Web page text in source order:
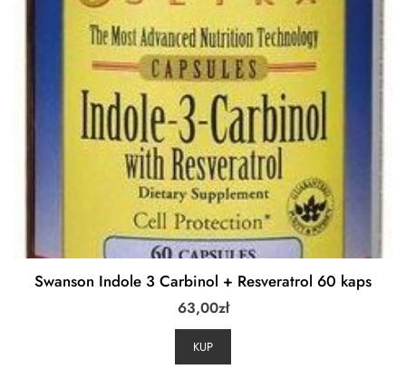
Swanson Indole 3 Carbinol + Resveratrol 60 kaps
63,00zł
KUP